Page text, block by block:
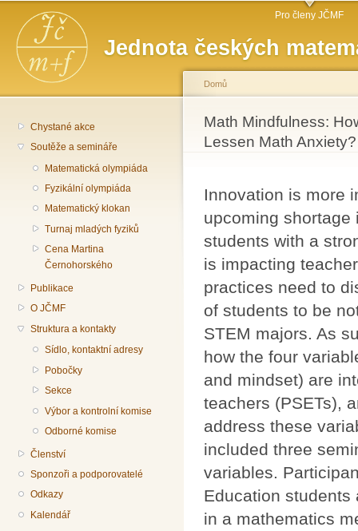
Jednota českých
Hlavní menu Pro členy JČMF
Chystané akce
Soutěže a semináře
Matematická olympiáda
Fyzikální olympiáda
Matematický klokan
Turnaj mladých fyziků
Cena Martina
Černohorského
Publikace
O JČMF
Struktura a kontakty
Sídlo, kontaktní adresy
Pobočky
Sekce
Výbor a kontrolní komise
Odborné komise
Členství
Sponzoři a podporovatelé
Odkazy
Kalendář
Jste zde
Domů
Math Mindfulness:
Lessen Math
Innovation is more
upcoming shortage
students with a
is impacting
practices need to
of students to be
STEM majors. As
how the four
and mindset) are
teachers (PSETs),
address these
included three
variables.
Education
in a mathematics